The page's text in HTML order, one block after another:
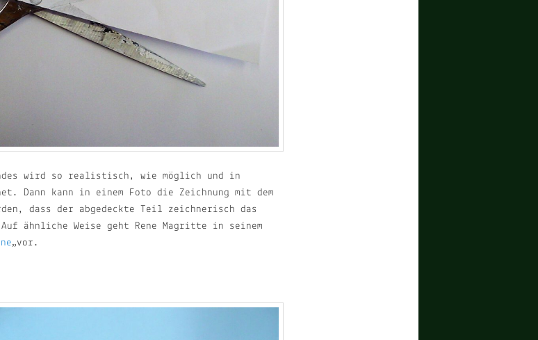
wird so realistisch, wie möglich und in
Dann kann in einem Foto die Zeichnung mit dem
dass der abgedeckte Teil zeichnerisch das
ähnliche Weise geht Rene Magritte in seinem
„vor.